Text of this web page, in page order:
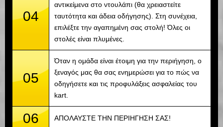
04
αντικείμενα στο ντουλάπι (θα χρειαστείτε
ταυτότητα και άδεια οδήγησης). Στη συνέχεια,
επιλέξτε την αγαπημένη σας στολή! Όλες οι
στολές είναι πλυμένες.
05
Όταν η ομάδα είναι έτοιμη για την περιήγηση, ο
ξεναγός μας θα σας ενημερώσει για το πώς να
οδηγήσετε και τις προφυλάξεις ασφαλείας του
kart.
06 ΑΠΟΛΑΥΣΤΕ ΤΗΝ ΠΕΡΙΗΓΗΣΗ ΣΑΣ!